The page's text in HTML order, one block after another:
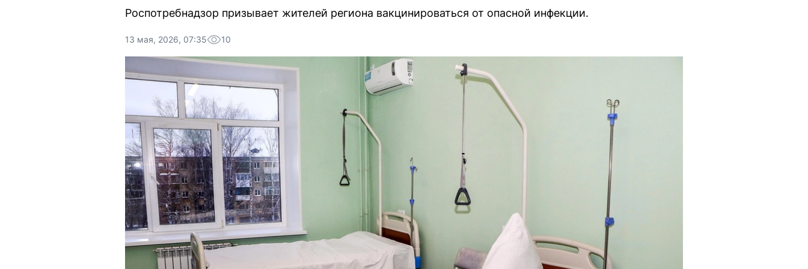
Роспотребнадзор призывает жителей региона вакцинироваться от опасной инфекции.
13 мая, 2026, 07:35 10